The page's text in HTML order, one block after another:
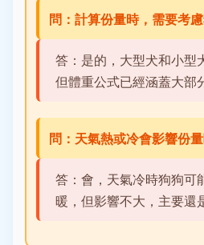
問：計算份量時，需要考
答：是的，大型犬和小型
但體重公式已經涵蓋大部
問：天氣熱或冷會影響份
答：會，天氣冷時狗狗可
暖，但影響不大，主要還